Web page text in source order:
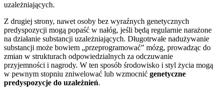
uzależniających.
Z drugiej strony, nawet osoby bez wyraźnych genetycznych
predyspozycji mogą popaść w nałóg, jeśli będą regularnie narażone
na działanie substancji uzależniających. Długotrwałe nadużywanie
substancji może bowiem „przeprogramować” mózg, prowadząc do
zmian w strukturach odpowiedzialnych za odczuwanie
przyjemności i nagrody. W ten sposób środowisko i styl życia mogą
w pewnym stopniu zniwelować lub wzmocnić genetyczne
predyspozycje do uzależnień.